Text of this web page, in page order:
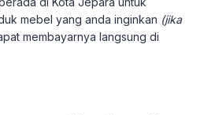
mebel yang anda inginkan (jika
membayarnya langsung di